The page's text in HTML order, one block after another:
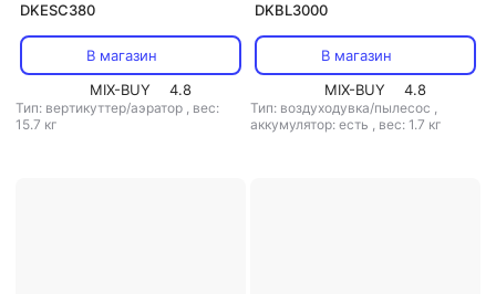
DKESC380
В магазин
MIX-BUY
4.8
Тип: вертикуттер/аэратор , вес:
15.7 кг
DKBL3000
В магазин
MIX-BUY
4.8
Тип: воздуходувка/пылесос ,
аккумулятор: есть , вес: 1.7 кг